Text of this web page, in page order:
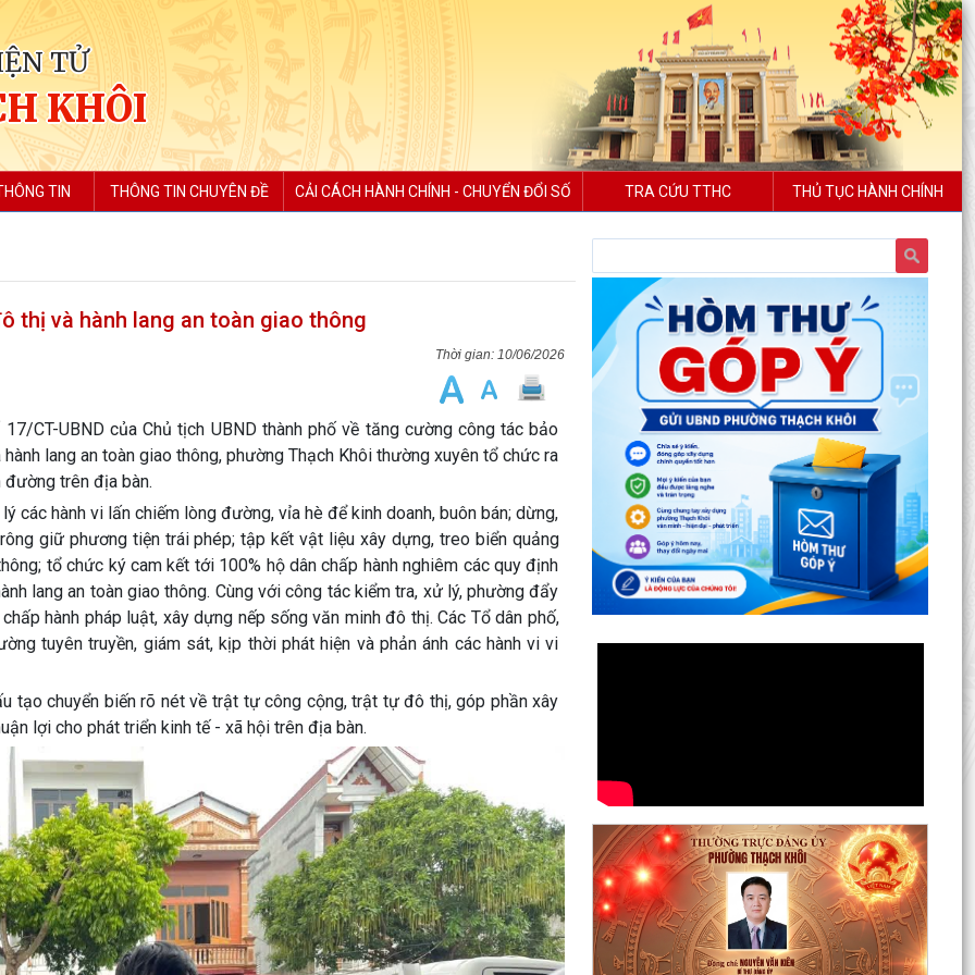
TỬ
KHÔI
TIN THÔNG TIN CHUYÊN ĐỀ CẢI CÁCH HÀNH CHÍNH - CHUYỂN ĐỔI SỐ TRA CỨU TTHC THỦ TỤC HÀNH CHÍNH
thị và hành lang an toàn giao thông
10/06/2026
UBND của Chủ tịch UBND thành phố về tăng cường công tác bảo
lang an toàn giao thông, phường Thạch Khôi thường xuyên tổ chức ra
trên địa bàn.
hành vi lấn chiếm lòng đường, vỉa hè để kinh doanh, buôn bán; dừng,
giữ phương tiện trái phép; tập kết vật liệu xây dựng, treo biển quảng
tổ chức ký cam kết tới 100% hộ dân chấp hành nghiêm các quy định
lang an toàn giao thông. Cùng với công tác kiểm tra, xử lý, phường đẩy
hành pháp luật, xây dựng nếp sống văn minh đô thị. Các Tổ dân phố,
tuyên truyền, giám sát, kịp thời phát hiện và phản ánh các hành vi vi
chuyển biến rõ nét về trật tự công cộng, trật tự đô thị, góp phần xây
lợi cho phát triển kinh tế - xã hội trên địa bàn.
thành phố
Hội nghị Ban Thường vụ Đảng ủy phường lần
thứ 35
Sôi nổi ngày hội hiến máu "Thạch Khôi - ngàn
trái tim hồng" năm 2026
Kế hoạch Giám sát và xử lý dịch, ổ dịch trên địa